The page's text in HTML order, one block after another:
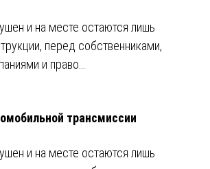
и на месте остаются лишь
перед собственниками,
и право…
трансмиссии
и на месте остаются лишь